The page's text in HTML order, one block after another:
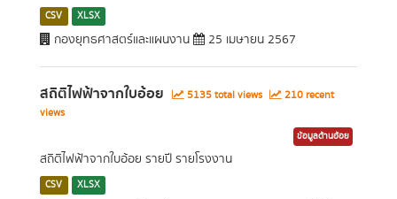
CSV XLSX
กองยุทธศาสตร์และแผนงาน 25 เมษายน 2567
สถิติไฟฟ้าจากใบอ้อย 5135 total views
210 recent
views
ข้อมูลด้านอ้อย
สถิติไฟฟ้าจากใบอ้อย รายปี รายโรงงาน
CSV XLSX